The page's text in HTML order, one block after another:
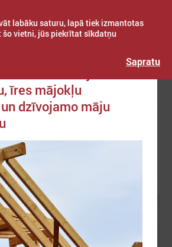
labāku saturu, lapā tiek izmantotas
vietni, jūs piekrītat sīkdatņu
Sapratu
TAUTSAIMNIECĪBAS KOMITEJA
īres mājokļu
dzīvojamo māju